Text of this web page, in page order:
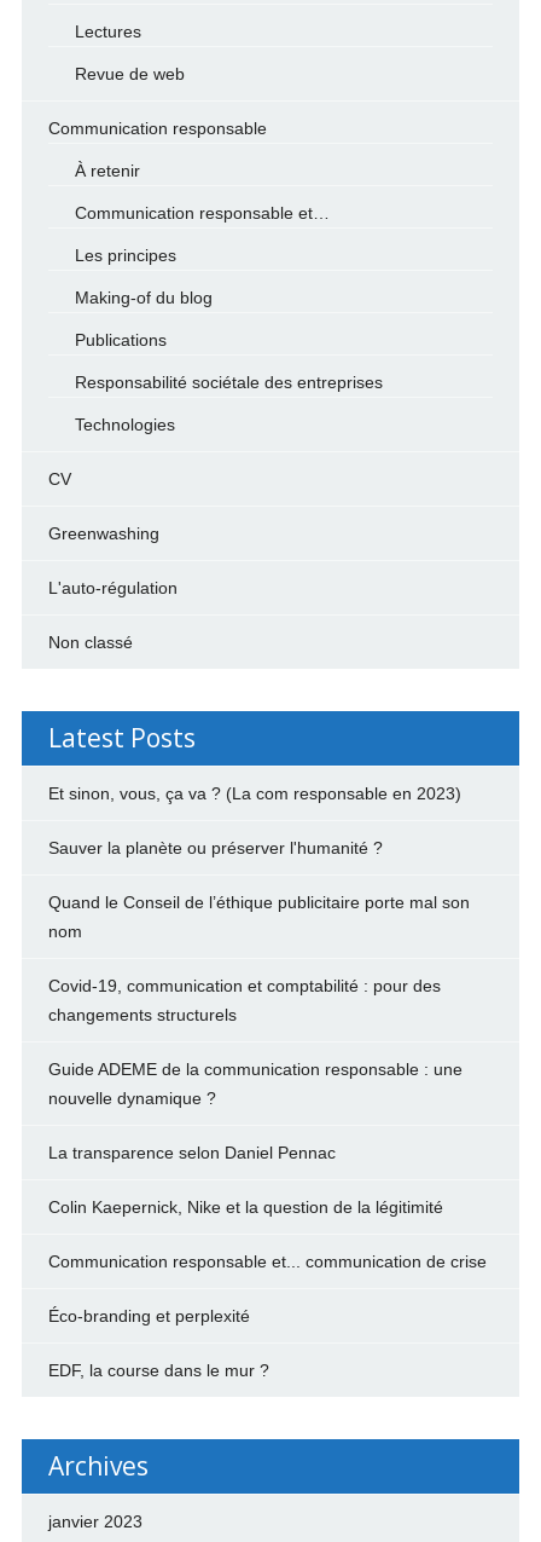
Lectures
Revue de web
Communication responsable
À retenir
Communication responsable et…
Les principes
Making-of du blog
Publications
Responsabilité sociétale des entreprises
Technologies
CV
Greenwashing
L'auto-régulation
Non classé
Latest Posts
Et sinon, vous, ça va ? (La com responsable en 2023)
Sauver la planète ou préserver l'humanité ?
Quand le Conseil de l’éthique publicitaire porte mal son
nom
Covid-19, communication et comptabilité : pour des
changements structurels
Guide ADEME de la communication responsable : une
nouvelle dynamique ?
La transparence selon Daniel Pennac
Colin Kaepernick, Nike et la question de la légitimité
Communication responsable et... communication de crise
Éco-branding et perplexité
EDF, la course dans le mur ?
Archives
janvier 2023